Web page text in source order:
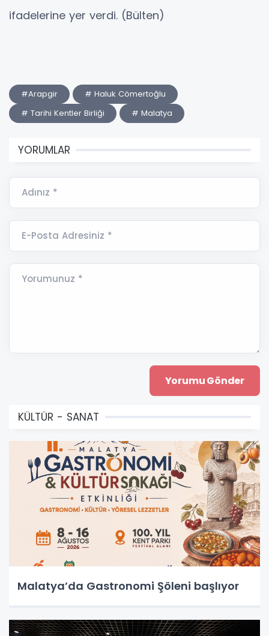
ifadelerine yer verdi. (Bülten)
#Arapgir
# Haluk Cömertoğlu
# Tarihi Kentler Birliği
# Malatya
YORUMLAR
Adınız *
E-Posta Adresiniz *
Yorumunuz *
KÜLTÜR - SANAT
Malatya’da Gastronomi Şöleni başlıyor